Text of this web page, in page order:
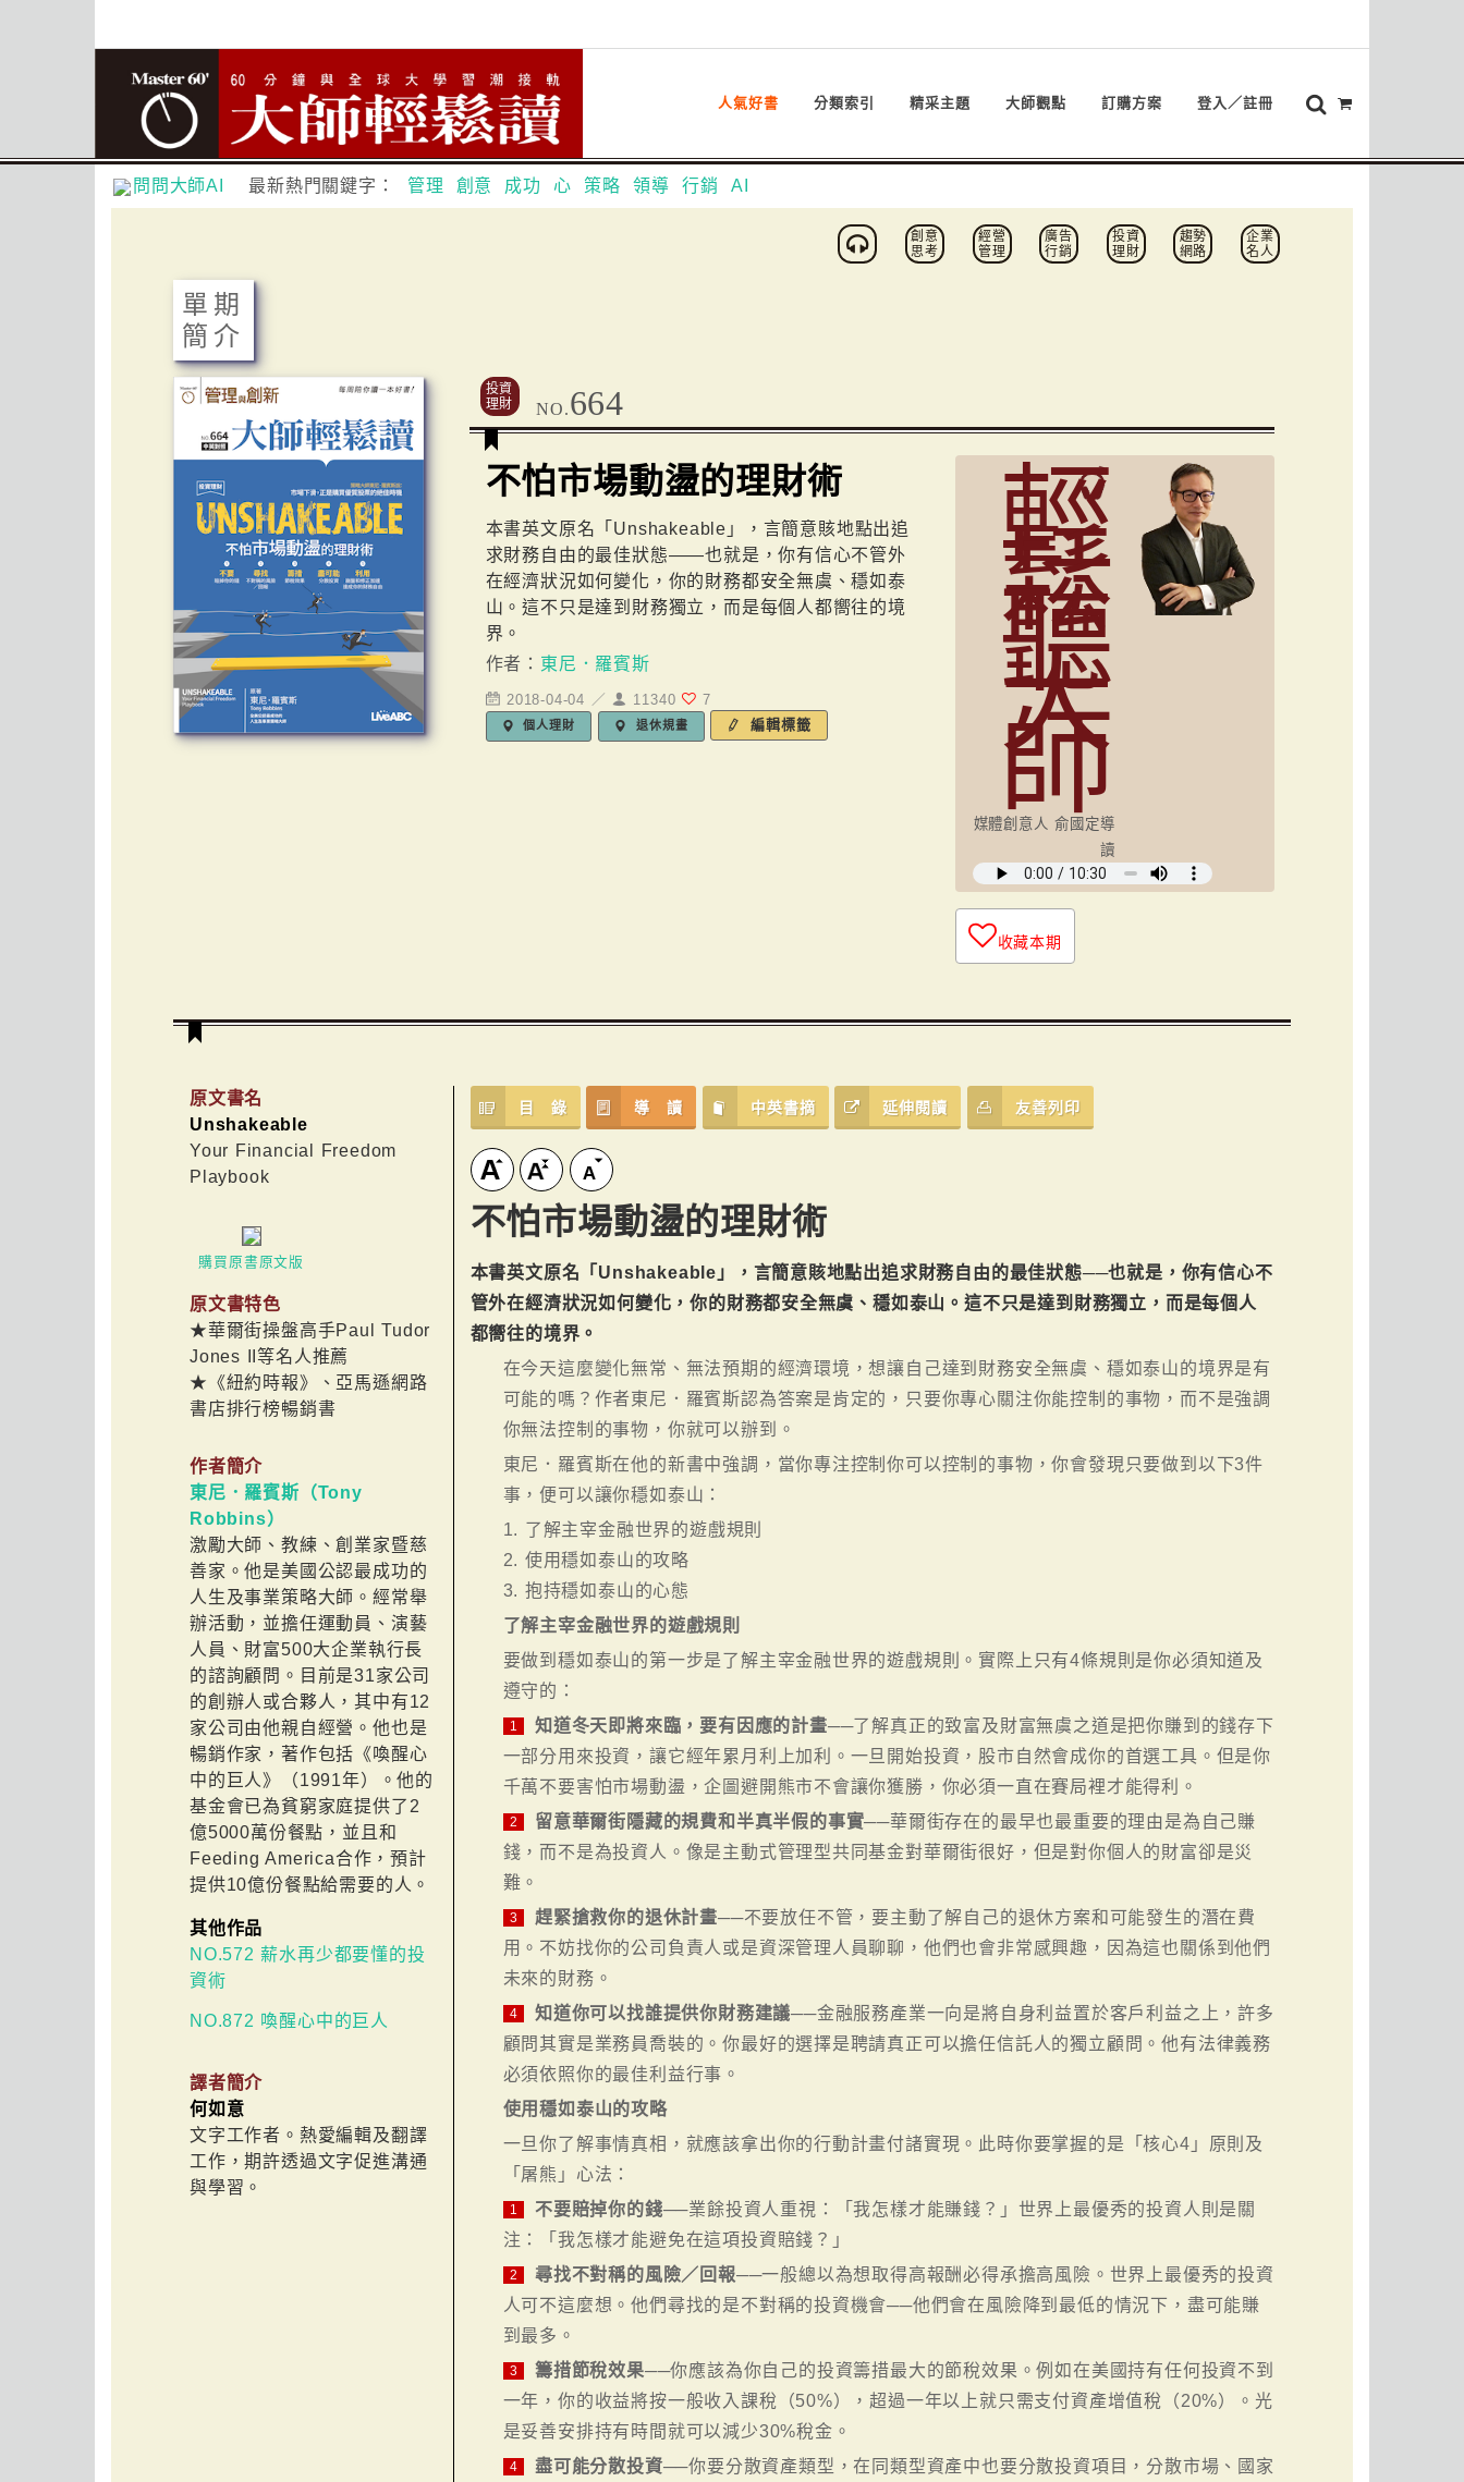
人氣好書 分類索引 精采主題 大師觀點 訂購方案 登入／註冊
問問大師AI 最新熱門關鍵字： 管理 創意 成功 心 策略 領導 行銷 AI
創意
思考
經營
管理
廣告
行銷
投資
理財
趨勢
網路
企業
名人
單期
簡介
投資
理財
NO.664
不怕市場動盪的理財術
本書英文原名「Unshakeable」，言簡意賅地點出追
求財務自由的最佳狀態——也就是，你有信心不管外
在經濟狀況如何變化，你的財務都安全無虞、穩如泰
山。這不只是達到財務獨立，而是每個人都嚮往的境
界。
作者： 東尼．羅賓斯
2018-04-04 ／ 11340 7
個人理財 退休規畫 編輯標籤
輕
鬆
聽
大
師
媒體創意人 俞國定導
讀
收藏本期
原文書名
Unshakeable
Your Financial Freedom
Playbook
購買原書原文版
原文書特色
★華爾街操盤高手Paul Tudor
Jones II等名人推薦
★《紐約時報》、亞馬遜網路
書店排行榜暢銷書
作者簡介
東尼．羅賓斯（Tony
Robbins）
激勵大師、教練、創業家暨慈
善家。他是美國公認最成功的
人生及事業策略大師。經常舉
辦活動，並擔任運動員、演藝
人員、財富500大企業執行長
的諮詢顧問。目前是31家公司
的創辦人或合夥人，其中有12
家公司由他親自經營。他也是
暢銷作家，著作包括《喚醒心
中的巨人》（1991年）。他的
基金會已為貧窮家庭提供了2
億5000萬份餐點，並且和
Feeding America合作，預計
提供10億份餐點給需要的人。
其他作品
NO.572 薪水再少都要懂的投
資術
NO.872 喚醒心中的巨人
譯者簡介
何如意
文字工作者。熱愛編輯及翻譯
工作，期許透過文字促進溝通
與學習。
目 錄 導 讀 中英書摘 延伸閱讀 友善列印
不怕市場動盪的理財術
本書英文原名「Unshakeable」，言簡意賅地點出追求財務自由的最佳狀態──也就是，你有信心不
管外在經濟狀況如何變化，你的財務都安全無虞、穩如泰山。這不只是達到財務獨立，而是每個人
都嚮往的境界。
在今天這麼變化無常、無法預期的經濟環境，想讓自己達到財務安全無虞、穩如泰山的境界是有
可能的嗎？作者東尼．羅賓斯認為答案是肯定的，只要你專心關注你能控制的事物，而不是強調
你無法控制的事物，你就可以辦到。
東尼．羅賓斯在他的新書中強調，當你專注控制你可以控制的事物，你會發現只要做到以下3件
事，便可以讓你穩如泰山：
1. 了解主宰金融世界的遊戲規則
2. 使用穩如泰山的攻略
3. 抱持穩如泰山的心態
了解主宰金融世界的遊戲規則
要做到穩如泰山的第一步是了解主宰金融世界的遊戲規則。實際上只有4條規則是你必須知道及
遵守的：
1 知道冬天即將來臨，要有因應的計畫──了解真正的致富及財富無虞之道是把你賺到的錢存下
一部分用來投資，讓它經年累月利上加利。一旦開始投資，股市自然會成你的首選工具。但是你
千萬不要害怕市場動盪，企圖避開熊市不會讓你獲勝，你必須一直在賽局裡才能得利。
2 留意華爾街隱藏的規費和半真半假的事實──華爾街存在的最早也最重要的理由是為自己賺
錢，而不是為投資人。像是主動式管理型共同基金對華爾街很好，但是對你個人的財富卻是災
難。
3 趕緊搶救你的退休計畫──不要放任不管，要主動了解自己的退休方案和可能發生的潛在費
用。不妨找你的公司負責人或是資深管理人員聊聊，他們也會非常感興趣，因為這也關係到他們
未來的財務。
4 知道你可以找誰提供你財務建議──金融服務產業一向是將自身利益置於客戶利益之上，許多
顧問其實是業務員喬裝的。你最好的選擇是聘請真正可以擔任信託人的獨立顧問。他有法律義務
必須依照你的最佳利益行事。
使用穩如泰山的攻略
一旦你了解事情真相，就應該拿出你的行動計畫付諸實現。此時你要掌握的是「核心4」原則及
「屠熊」心法：
1 不要賠掉你的錢──業餘投資人重視：「我怎樣才能賺錢？」世界上最優秀的投資人則是關
注：「我怎樣才能避免在這項投資賠錢？」
2 尋找不對稱的風險／回報──一般總以為想取得高報酬必得承擔高風險。世界上最優秀的投資
人可不這麼想。他們尋找的是不對稱的投資機會──他們會在風險降到最低的情況下，盡可能賺
到最多。
3 籌措節稅效果──你應該為你自己的投資籌措最大的節稅效果。例如在美國持有任何投資不到
一年，你的收益將按一般收入課稅（50%），超過一年以上就只需支付資產增值稅（20%）。光
是妥善安排持有時間就可以減少30%稅金。
4 盡可能分散投資──你要分散資產類型，在同類型資產中也要分散投資項目，分散市場、國家